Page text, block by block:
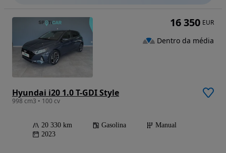
Hyundai i20 1.0 T-GDI Style
998 cm3 • 100 cv
20 330 km Gasolina
Manual
2023
16 350 EUR
Dentro da média